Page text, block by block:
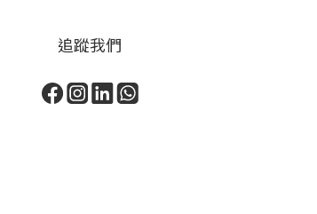
追蹤我們